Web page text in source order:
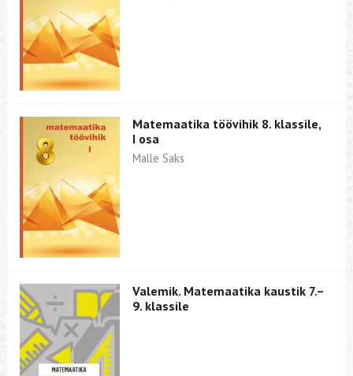
Matemaatika töövihik 8. klassile,
I osa
Malle Saks
Valemik. Matemaatika kaustik 7.–
9. klassile